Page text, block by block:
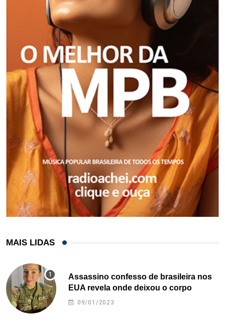
MAIS LIDAS
Assassino confesso de brasileira nos
EUA revela onde deixou o corpo
09/01/2023